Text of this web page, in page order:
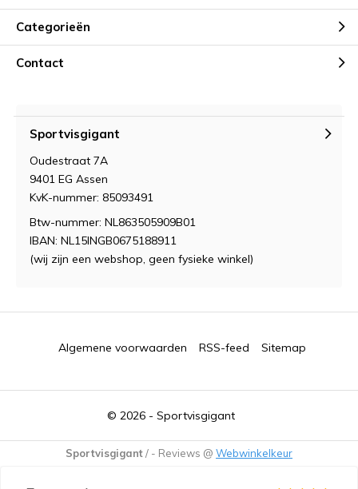
Categorieën
Contact
Sportvisgigant
Oudestraat 7A
9401 EG Assen
KvK-nummer: 85093491
Btw-nummer: NL863505909B01
IBAN: NL15INGB0675188911
(wij zijn een webshop, geen fysieke winkel)
© 2026 - Sportvisgigant
Algemene voorwaarden RSS-feed Sitemap
Sportvisgigant/ - Reviews @ Webwinkelkeur